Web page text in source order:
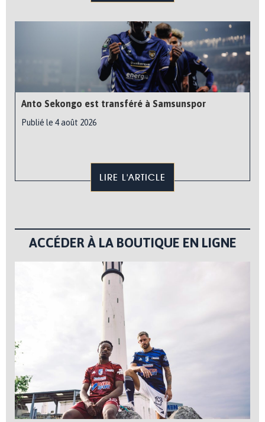
Anto Sekongo est transféré à Samsunspor
Publié le 4 août 2026
LIRE L'ARTICLE
ACCÉDER À LA BOUTIQUE EN LIGNE